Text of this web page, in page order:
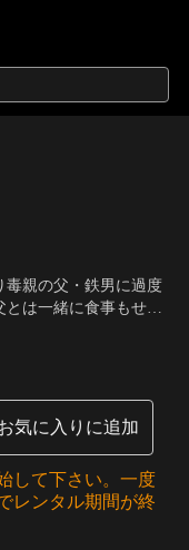
毒親の父・鉄男に過度
とは一緒に食事もせ
ような関係になって
って……。
気に入りに追加
して下さい。一度
レンタル期間が終